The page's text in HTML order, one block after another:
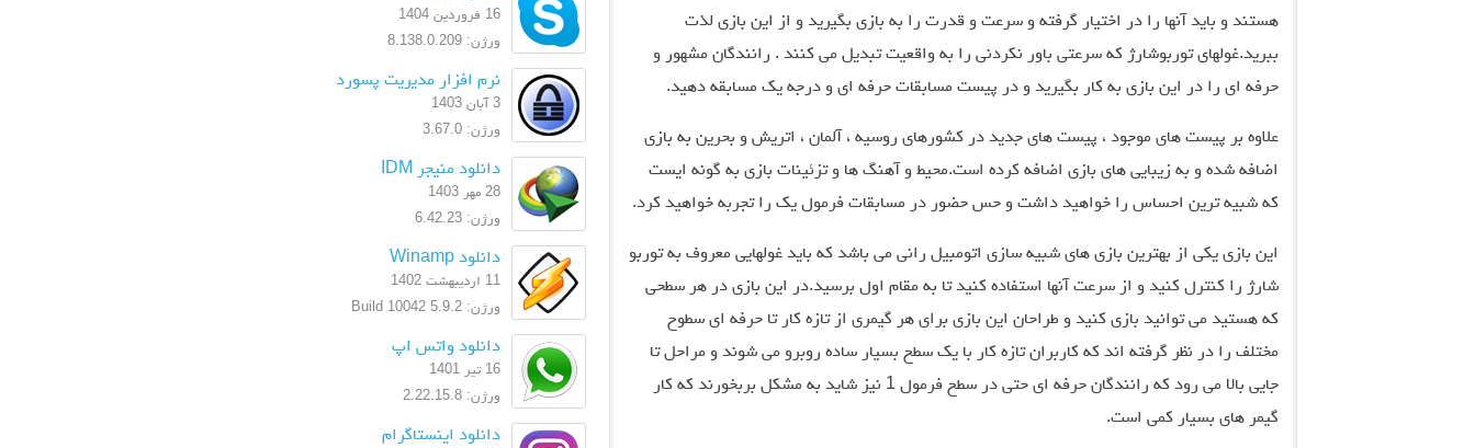
هستند و باید آنها را در اختیار گرفته و سرعت و قدرت را به بازی بگیرید و از این بازی لذت
ببرید.غولهای توربوشارژ که سرعتی باور نکردنی را به واقعیت تبدیل می کنند . رانندگان مشهور و
حرفه ای را در این بازی به کار بگیرید و در پیست مسابقات حرفه ای و درجه یک مسابقه دهید.
علاوه بر پیست های موجود ، پیست های جدید در کشورهای روسیه ، آلمان ، اتریش و بحرین به بازی
اضافه شده و به زیبایی های بازی اضافه کرده است.محیط و آهنگ ها و تزئینات بازی به گونه ایست
که شبیه ترین احساس را خواهید داشت و حس حضور در مسابقات فرمول یک را تجربه خواهید کرد.
این بازی یکی از بهترین بازی های شبیه سازی اتومبیل رانی می باشد که باید غولهایی معروف به توربو
شارژ را کنترل کنید و از سرعت آنها استفاده کنید تا به مقام اول برسید.در این بازی در هر سطحی
که هستید می توانید بازی کنید و طراحان این بازی برای هر گیمری از تازه کار تا حرفه ای سطوح
مختلف را در نظر گرفته اند که کاربران تازه کار با یک سطح بسیار ساده روبرو می شوند و مراحل تا
جایی بالا می رود که رانندگان حرفه ای حتی در سطح فرمول 1 نیز شاید به مشکل بربخورند که کار
گیمر های بسیار کمی است.
16 فروردین 1404
ورژن: 8.138.0.209
نرم افزار مدیریت پسورد
3 آبان 1403
ورژن: 3.67.0
دانلود منیجر IDM
28 مهر 1403
ورژن: 6.42.23
دانلود Winamp
11 اردیبهشت 1402
ورژن: 5.9.2 Build 10042
دانلود واتس اپ
16 تیر 1401
ورژن: 2.22.15.8
دانلود اینستاگرام